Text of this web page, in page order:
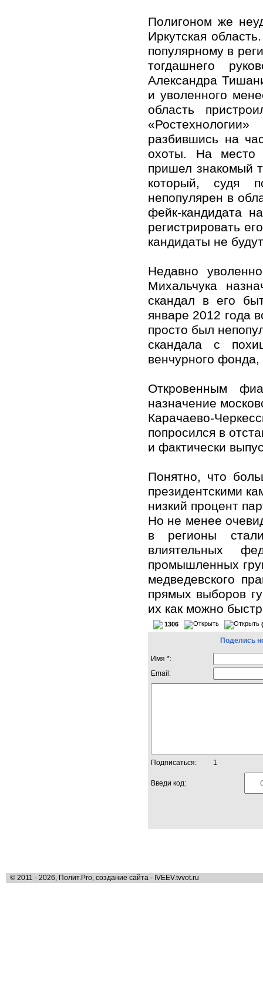
Полигоном же
Иркутская
популярному в
тогдашнего
Александра
и уволенного
область
разбившись на
охоты. На место
пришел знакомый
который, судя
непопулярен в
фейк-кандидата
регистрировать
кандидаты не
Недавно
Михальчука
скандал в его
январе 2012 года
просто был
скандала с
венчурного фонда,
Откровенным
назначение
Карачаево-
попросился в
и фактически
Понятно, что
президентскими
низкий процент
Но не менее
в регионы
влиятельных
промышленных
медведевского
прямых выборов
их как можно
1306
Поделись
Имя *:
Email:
Подписаться: 1
Введи код:
© 2011 - 2026, Полит.Pro, создание сайта - IVEEV.tvvot.ru